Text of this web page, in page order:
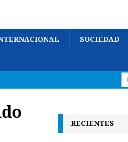
SOCIEDAD
RECIENTES